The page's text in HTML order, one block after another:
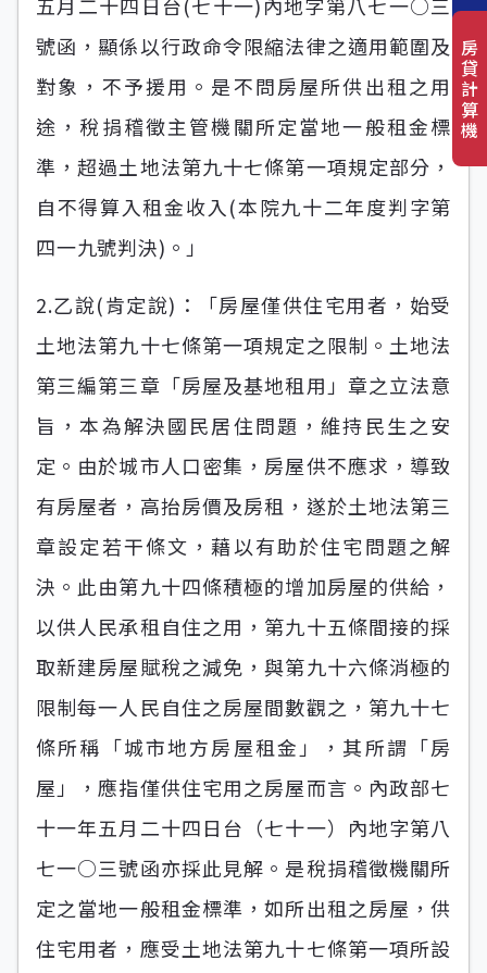
號函，顯係以行政命令限縮法律之適用範圍及
對象，不予援用。是不問房屋所供出租之用
途，稅捐稽徵主管機關所定當地一般租金標
準，超過土地法第九十七條第一項規定部分，
自不得算入租金收入(本院九十二年度判字第
四一九號判決)。」
2.乙說(肯定說)：「房屋僅供住宅用者，始受
土地法第九十七條第一項規定之限制。土地法
第三編第三章「房屋及基地租用」章之立法意
旨，本為解決國民居住問題，維持民生之安
定。由於城市人口密集，房屋供不應求，導致
有房屋者，高抬房價及房租，遂於土地法第三
章設定若干條文，藉以有助於住宅問題之解
決。此由第九十四條積極的增加房屋的供給，
以供人民承租自住之用，第九十五條間接的採
取新建房屋賦稅之減免，與第九十六條消極的
限制每一人民自住之房屋間數觀之，第九十七
條所稱「城市地方房屋租金」，其所謂「房
屋」，應指僅供住宅用之房屋而言。內政部七
十一年五月二十四日台（七十一）內地字第八
七一○三號函亦採此見解。是稅捐稽徵機關所
定之當地一般租金標準，如所出租之房屋，供
住宅用者，應受土地法第九十七條第一項所設
房
貸
計
算
機